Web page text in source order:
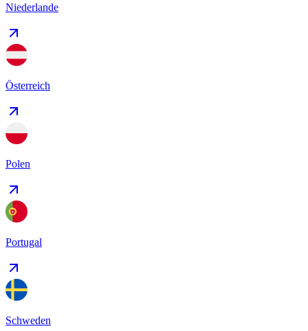
Niederlande
Österreich
Polen
Portugal
Schweden